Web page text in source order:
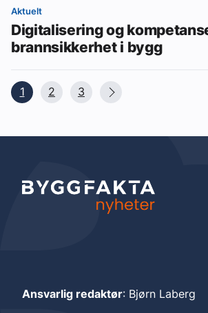
Aktuelt
Digitalisering og
brannsikkerhet i bygg
1 2 3
Ansvarlig redaktør: Bjørn Laberg